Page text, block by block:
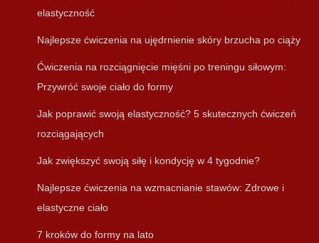
elastyczność
Najlepsze ćwiczenia na ujędrnienie skóry brzucha po ciąży
Ćwiczenia na rozciągnięcie mięśni po treningu siłowym:
Przywróć swoje ciało do formy
Jak poprawić swoją elastyczność? 5 skutecznych ćwiczeń
rozciągających
Jak zwiększyć swoją siłę i kondycję w 4 tygodnie?
Najlepsze ćwiczenia na wzmacnianie stawów: Zdrowe i
elastyczne ciało
7 kroków do formy na lato